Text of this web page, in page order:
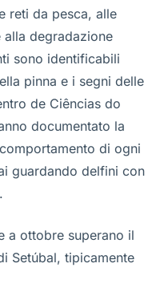
reti da pesca, alle
degradazione
sono identificabili
pinna e i segni delle
de Ciências do
documentato la
di ogni
guardando delfini con
a ottobre superano il
Setúbal, tipicamente